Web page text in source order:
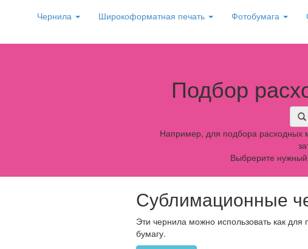
Чернила Широкоформатная печать Фотобумага
Подбор
Например, для подбора расходных
Выбрерите
Сублимационные
Эти чернила можно использовать как
бумагу.